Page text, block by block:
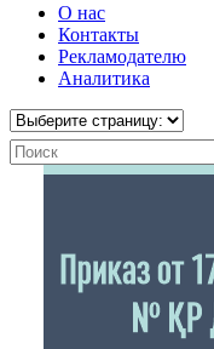
О нас
Контакты
Рекламодателю
Аналитика